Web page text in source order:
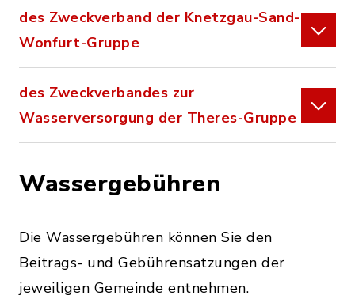
des Zweckverband der Knetzgau-Sand-
Wonfurt-Gruppe
des Zweckverbandes zur
Wasserversorgung der Theres-Gruppe
Wassergebühren
Die Wassergebühren können Sie den
Beitrags- und Gebührensatzungen der
jeweiligen Gemeinde entnehmen.